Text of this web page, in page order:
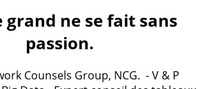
grand ne se fait sans
passion.
Counsels Group, NCG. - V & P